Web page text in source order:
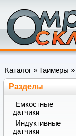
Каталог » Таймеры »
Разделы
Емкостные
датчики
Индуктивные
датчики